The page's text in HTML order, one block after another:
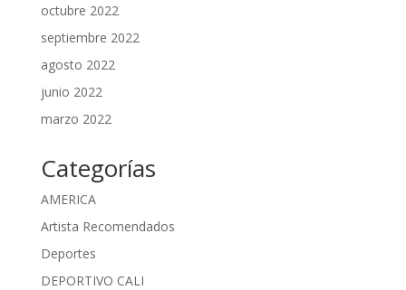
octubre 2022
septiembre 2022
agosto 2022
junio 2022
marzo 2022
Categorías
AMERICA
Artista Recomendados
Deportes
DEPORTIVO CALI